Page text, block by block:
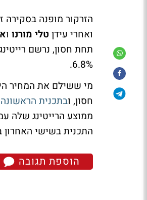
הזרקור מופנה בסקירה זו
ואחרי עידן טלי מורנו ו
6.8%.
מי ששילם את המחיר
חסון, ובתכנית הראשונה
התכנית בשישי
הוספת תגובה